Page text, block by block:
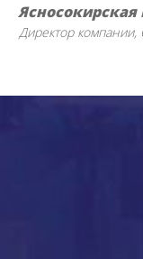
Ясносокирская
Директор компании